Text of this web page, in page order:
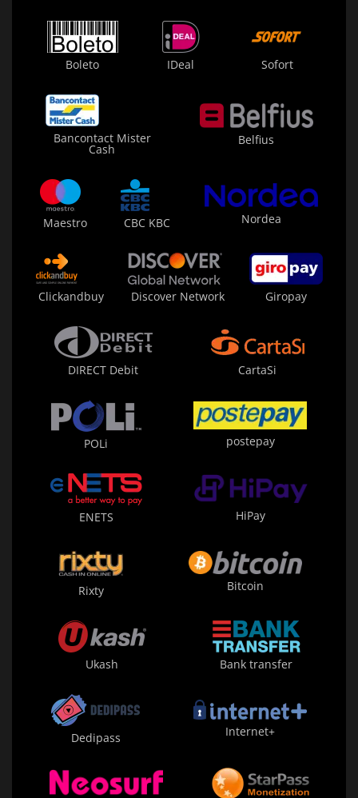
Boleto IDeal Sofort
Bancontact Mister
Cash
Belfius
Maestro CBC KBC Nordea
Clickandbuy Discover Network Giropay
DIRECT Debit CartaSi
POLi postepay
ENETS HiPay
Rixty Bitcoin
Ukash Bank transfer
Dedipass Internet+